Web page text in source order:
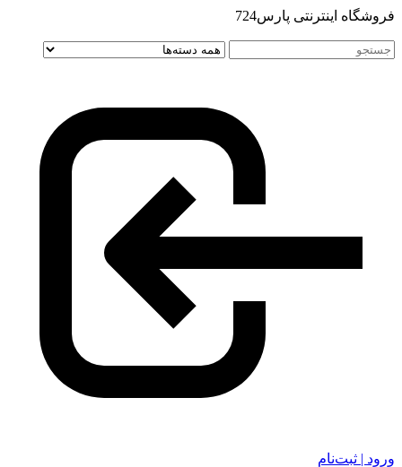
فروشگاه اینترنتی پارس724
ورود | ثبت‌نام